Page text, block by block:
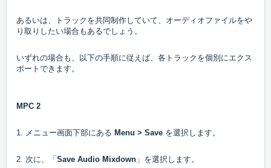
あるいは、トラックを共同制作していて、オーディオファイルをや
り取りしたい場合もあるでしょう。
いずれの場合も、以下の手順に従えば、各トラックを個別にエクス
ポートできます。
MPC 2
1. メニュー画面下部にある Menu > Save を選択します。
2. 次に、「 Save Audio Mixdown 」を選択します。